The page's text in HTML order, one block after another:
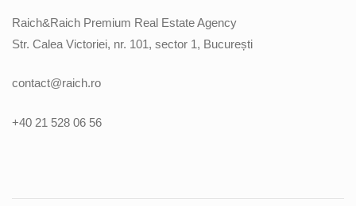
Raich&Raich Premium Real Estate Agency
Str. Calea Victoriei, nr. 101, sector 1, București
contact@raich.ro
+40 21 528 06 56